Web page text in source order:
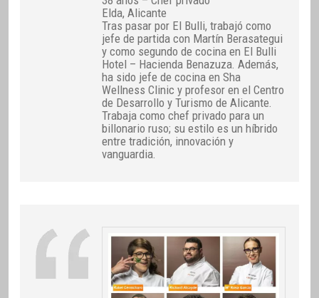
Elda, Alicante
Tras pasar por El Bulli, trabajó como
jefe de partida con Martín Berasategui
y como segundo de cocina en El Bulli
Hotel – Hacienda Benazuza. Además,
ha sido jefe de cocina en Sha
Wellness Clinic y profesor en el Centro
de Desarrollo y Turismo de Alicante.
Trabaja como chef privado para un
billonario ruso; su estilo es un híbrido
entre tradición, innovación y
vanguardia.